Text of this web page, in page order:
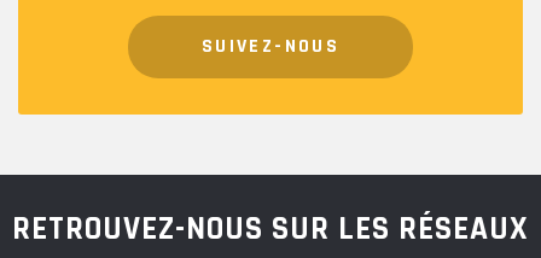
SUIVEZ-NOUS
RETROUVEZ-NOUS SUR LES RÉSEAUX